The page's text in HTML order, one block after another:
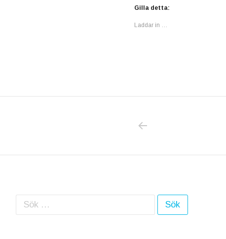
Gilla detta:
Laddar in …
Sök efter: